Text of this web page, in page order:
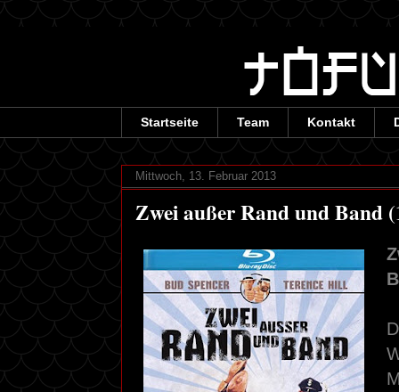
Startseite Team Kontakt
Mittwoch, 13. Februar 2013
Zwei außer Rand und Band